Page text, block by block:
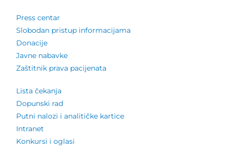
Press centar
Slobodan pristup informacijama
Donacije
Javne nabavke
Zaštitnik prava pacijenata
Lista čekanja
Dopunski rad
Putni nalozi i analitičke kartice
Intranet
Konkursi i oglasi